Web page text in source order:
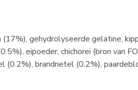
gehydrolyseerde gelatine,
eipoeder, chichorei (bron van
(0.2%), brandnetel (0.2%),